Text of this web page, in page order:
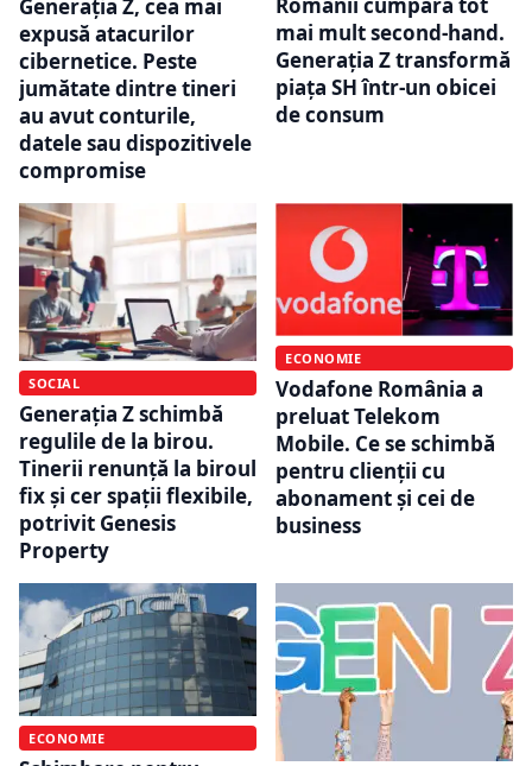
Generația Z, cea mai
expusă atacurilor
cibernetice. Peste
jumătate dintre tineri
au avut conturile,
datele sau dispozitivele
compromise
mai mult second-hand.
Generația Z transformă
piața SH într-un obicei
de consum
SOCIAL
Generația Z schimbă
regulile de la birou.
Tinerii renunță la biroul
fix și cer spații flexibile,
potrivit Genesis
Property
ECONOMIE
Vodafone România a
preluat Telekom
Mobile. Ce se schimbă
pentru clienții cu
abonament și cei de
business
ECONOMIE